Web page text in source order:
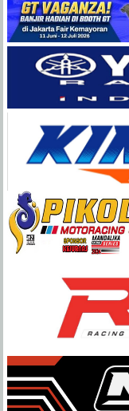
Balap
Paling
Lengkap